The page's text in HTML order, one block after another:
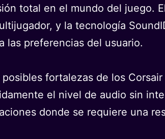
total en el mundo del juego.
y la tecnología
las preferencias del usuario.
posibles fortalezas de los
el nivel de audio sin
donde se requiere una